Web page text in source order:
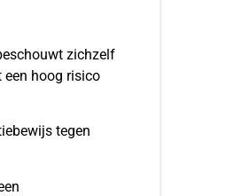
zichzelf
een hoog risico
tegen